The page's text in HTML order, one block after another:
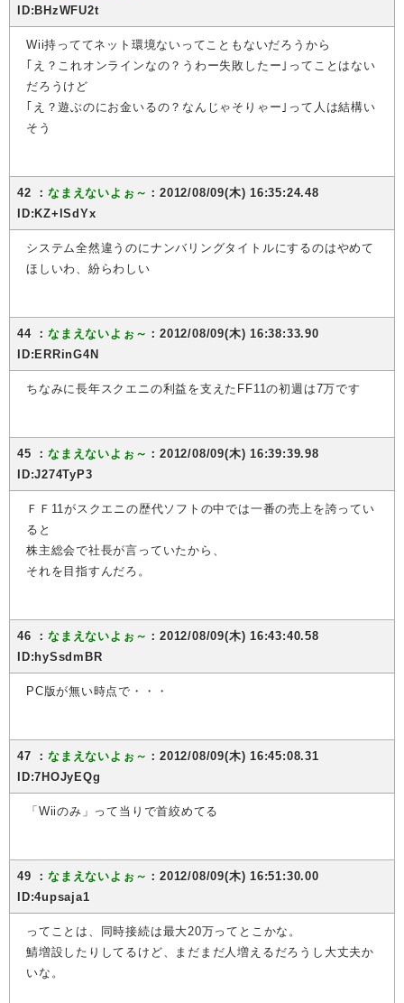
ID:BHzWFU2t
Wii持っててネット環境ないってこともないだろうから
｢え？これオンラインなの？うわー失敗したー｣ってことはない
だろうけど
｢え？遊ぶのにお金いるの？なんじゃそりゃー｣って人は結構い
そう
42 ：なまえないよぉ～ ：2012/08/09(木) 16:35:24.48
ID:KZ+lSdYx
システム全然違うのにナンバリングタイトルにするのはやめて
ほしいわ、紛らわしい
44 ：なまえないよぉ～ ：2012/08/09(木) 16:38:33.90
ID:ERRinG4N
ちなみに長年スクエニの利益を支えたFF11の初週は7万です
45 ：なまえないよぉ～ ：2012/08/09(木) 16:39:39.98
ID:J274TyP3
ＦＦ11がスクエニの歴代ソフトの中では一番の売上を誇ってい
ると
株主総会で社長が言っていたから、
それを目指すんだろ。
46 ：なまえないよぉ～ ：2012/08/09(木) 16:43:40.58
ID:hySsdmBR
PC版が無い時点で・・・
47 ：なまえないよぉ～ ：2012/08/09(木) 16:45:08.31
ID:7HOJyEQg
「Wiiのみ」って当りで首絞めてる
49 ：なまえないよぉ～ ：2012/08/09(木) 16:51:30.00
ID:4upsaja1
ってことは、同時接続は最大20万ってとこかな。
鯖増設したりしてるけど、まだまだ人増えるだろうし大丈夫か
いな。